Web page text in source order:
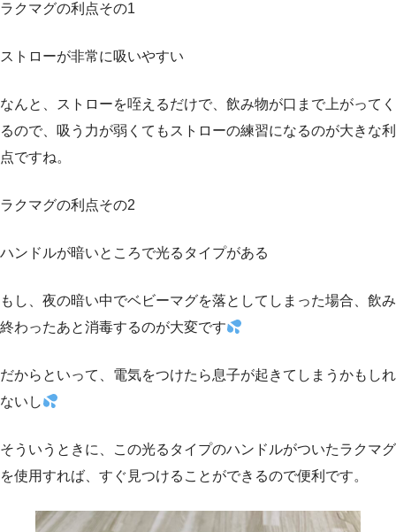
ラクマグの利点その1
ストローが非常に吸いやすい
なんと、ストローを咥えるだけで、飲み物が口まで上がってく
るので、吸う力が弱くてもストローの練習になるのが大きな利
点ですね。
ラクマグの利点その2
ハンドルが暗いところで光るタイプがある
もし、夜の暗い中でベビーマグを落としてしまった場合、飲み
終わったあと消毒するのが大変です
だからといって、電気をつけたら息子が起きてしまうかもしれ
ないし
そういうときに、この光るタイプのハンドルがついたラクマグ
を使用すれば、すぐ見つけることができるので便利です。